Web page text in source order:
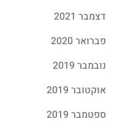
דצמבר 2021
פברואר 2020
נובמבר 2019
אוקטובר 2019
ספטמבר 2019